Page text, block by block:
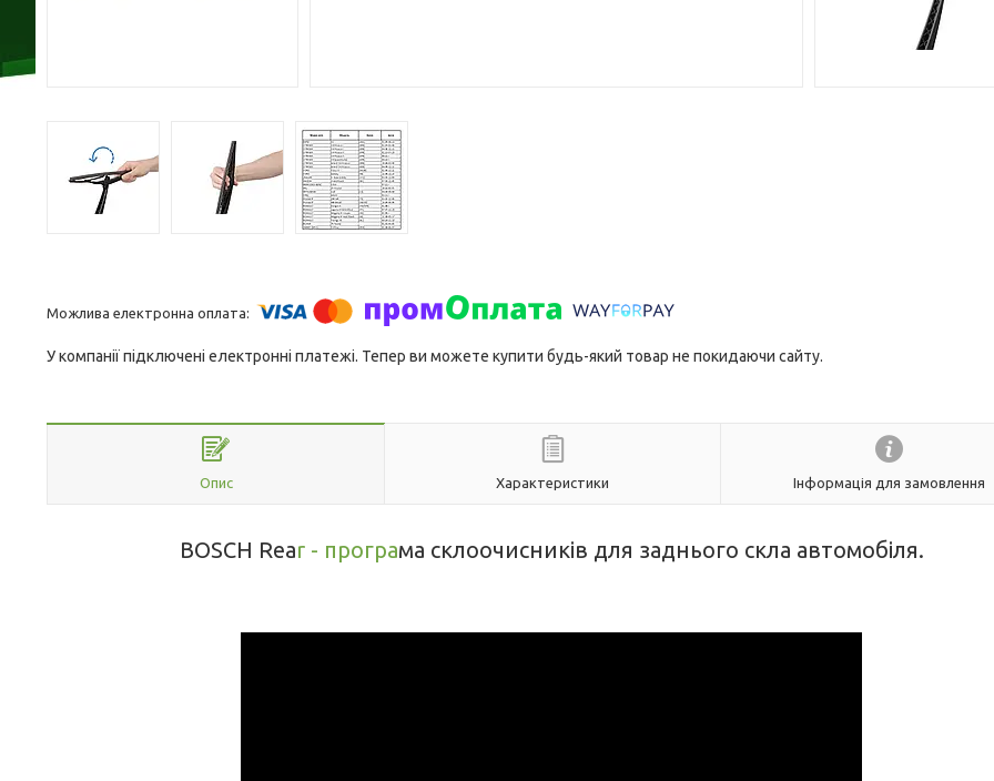
У компанії підключені електронні платежі. Тепер ви можете купити будь-який товар не покидаючи сайту.
Опис Характеристики Інформація для замовлення
BOSCH Rear - програма склоочисників для заднього скла автомобіля.